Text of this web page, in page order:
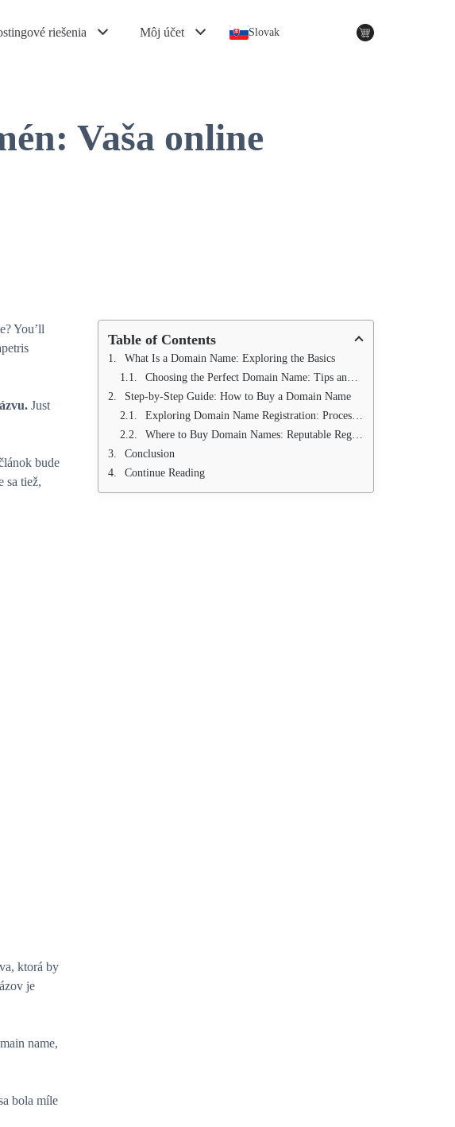
riešenia Môj účet Slovak
Vaša online
You’ll
Just
bude
sa tiež,
ktorá by
je
name,
bola míle
Table of Contents
What Is a Domain Name: Exploring the Basics
Choosing the Perfect Domain Name: Tips and Best Practices
Step-by-Step Guide: How to Buy a Domain Name
Exploring Domain Name Registration: Process and Requirements
Where to Buy Domain Names: Reputable Registrars and Marketplaces
Conclusion
Continue Reading